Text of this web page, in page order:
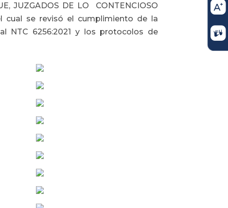
JUZGADOS DE LO CONTENCIOSO
cual se revisó el cumplimiento de la
NTC 6256:2021 y los protocolos de